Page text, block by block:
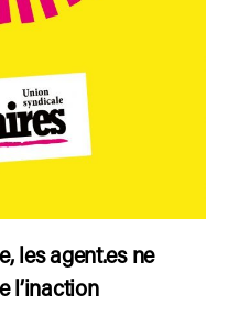
les agent.es ne
l’inaction